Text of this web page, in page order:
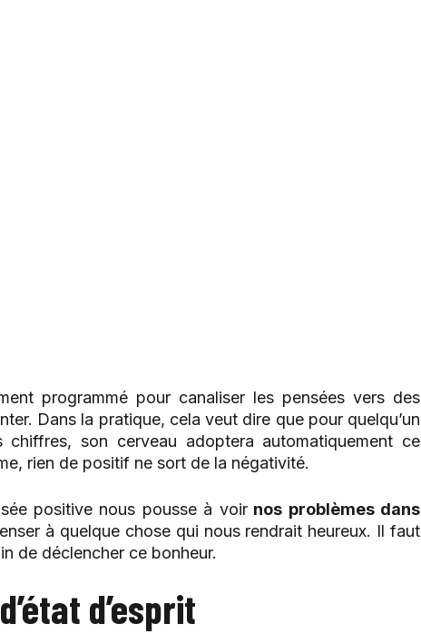
programmé pour canaliser les pensées vers des
Dans la pratique, cela veut dire que pour quelqu’un
son cerveau adoptera automatiquement ce
rien de positif ne sort de la négativité.
positive nous pousse à voirnos problèmes dans
à quelque chose qui nous rendrait heureux. Il faut
de déclencher ce bonheur.
d’esprit